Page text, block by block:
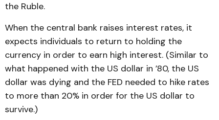
the Ruble.
When the central bank raises interest rates, it
expects individuals to return to holding the
currency in order to earn high interest. (Similar to
what happened with the US dollar in ’80, the US
dollar was dying and the FED needed to hike rates
to more than 20% in order for the US dollar to
survive.)